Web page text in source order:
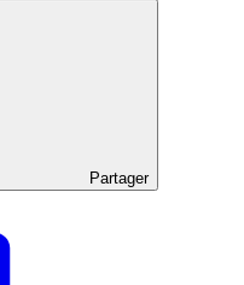
Partager